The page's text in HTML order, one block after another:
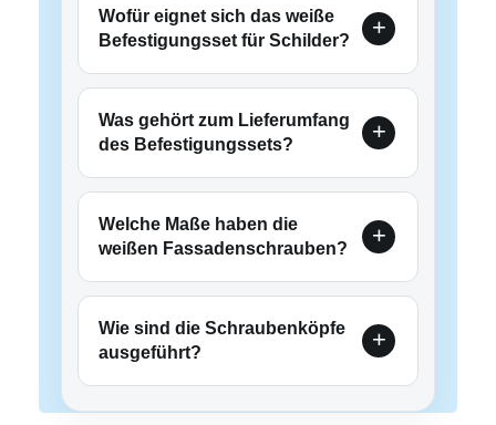
Wofür eignet sich das weiße
Befestigungsset für Schilder?
Was gehört zum Lieferumfang
des Befestigungssets?
Welche Maße haben die
weißen Fassadenschrauben?
Wie sind die Schraubenköpfe
ausgeführt?